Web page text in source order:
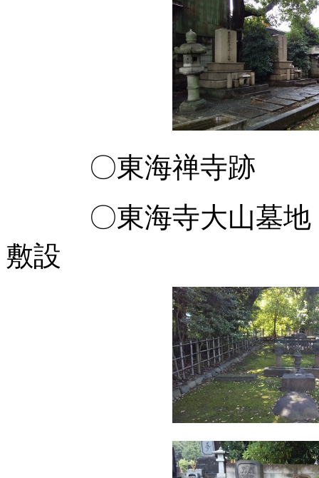
〇東海禅寺跡
〇東海寺大山墓
敷設